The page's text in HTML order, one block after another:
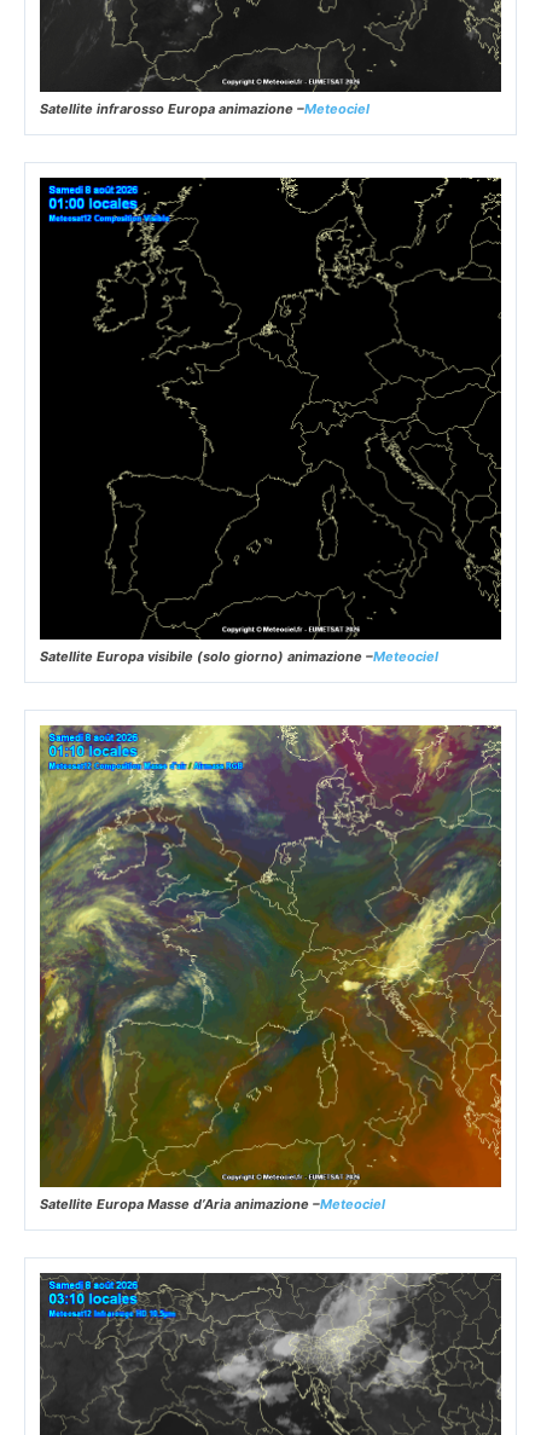
Satellite infrarosso Europa animazione –Meteociel
Satellite Europa visibile (solo giorno) animazione –Meteociel
Satellite Europa Masse d’Aria animazione –Meteociel